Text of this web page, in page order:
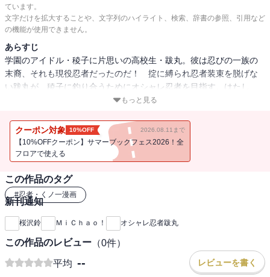
ています。
文字だけを拡大することや、文字列のハイライト、検索、辞書の参照、引用など
の機能が使用できません。
あらすじ
学園のアイドル・稜子に片思いの高校生・跋丸。彼は忍びの一族の
末裔、それも現役忍者だったのだ！ 掟に縛られ忍者装束を脱げな
い跋丸が、稜子に釣り合うためにオシャレ忍者を目指す。はたし
て、彼の努力は実を結ぶのか？ 学園忍者ラブコメ（？）最新版!!
もっと見る
クーポン対象 10%OFF 2026.08.11まで
【10%OFFクーポン】サマーブックフェス2026！全
フロアで使える
この作品のタグ
#忍者・くノ一漫画
新刊通知
桜沢鈴 ＭｉＣｈａｏ！ オシャレ忍者跋丸
この作品のレビュー （0件）
平均 -- レビューを書く